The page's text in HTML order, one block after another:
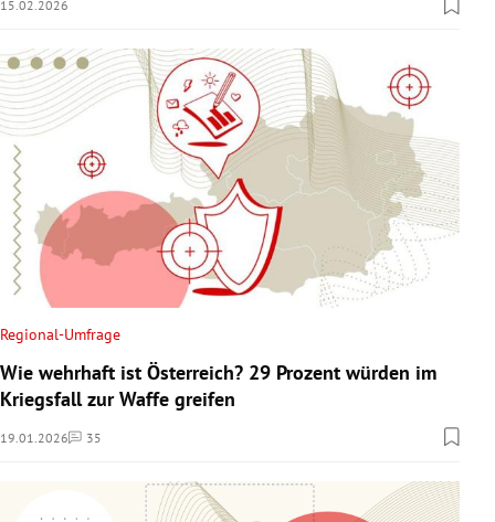
15.02.2026
Regional-Umfrage
Wie wehrhaft ist Österreich? 29 Prozent würden im
Kriegsfall zur Waffe greifen
19.01.2026 35
Kommentare